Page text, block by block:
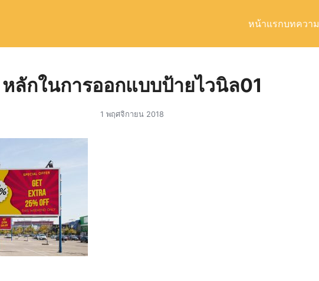
หน้าแรกบทความ
หลักในการออกแบบป้ายไวนิล01
1 พฤศจิกายน 2018